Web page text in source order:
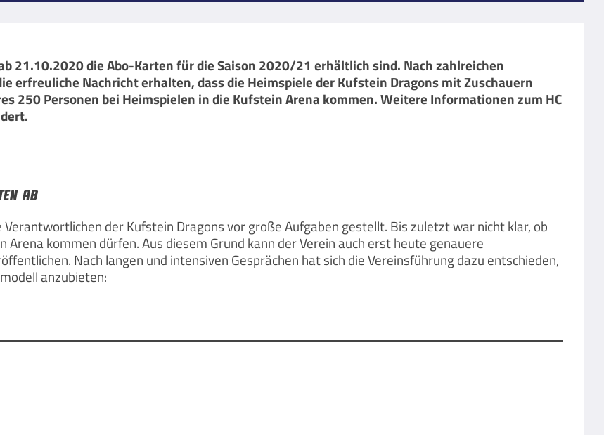
21.10.2020 die Abo-Karten für die Saison 2020/21 erhältlich sind. Nach zahlreichen
erfreuliche Nachricht erhalten, dass die Heimspiele der Kufstein Dragons mit Zuschauern
250 Personen bei Heimspielen in die Kufstein Arena kommen. Weitere Informationen zum HC
AB
der Kufstein Dragons vor große Aufgaben gestellt. Bis zuletzt war nicht klar, ob
kommen dürfen. Aus diesem Grund kann der Verein auch erst heute genauere
Nach langen und intensiven Gesprächen hat sich die Vereinsführung dazu entschieden,
anzubieten: